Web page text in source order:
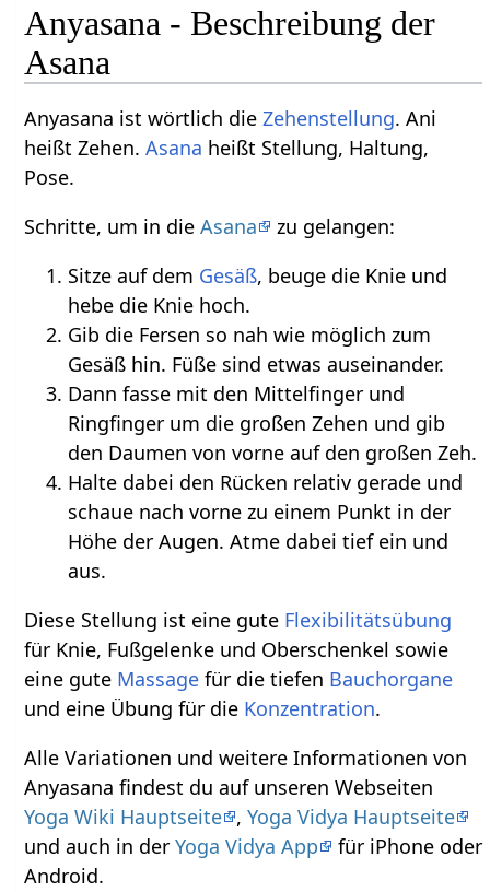
Anyasana - Beschreibung der
Asana
Anyasana ist wörtlich dieZehenstellung. Ani
heißt Zehen.Asana heißt Stellung, Haltung,
Pose.
Schritte, um in dieAsana
zu gelangen:
Sitze auf dem Gesäß, beuge die Knie und
hebe die Knie hoch.
Gib die Fersen so nah wie möglich zum
Gesäß hin. Füße sind etwas auseinander.
Dann fasse mit den Mittelfinger und
Ringfinger um die großen Zehen und gib
den Daumen von vorne auf den großen Zeh.
Halte dabei den Rücken relativ gerade und
schaue nach vorne zu einem Punkt in der
Höhe der Augen. Atme dabei tief ein und
aus.
Diese Stellung ist eine gute Flexibilitätsübung
für Knie, Fußgelenke und Oberschenkel sowie
eine gute Massage für die tiefen Bauchorgane
und eine Übung für die Konzentration.
Alle Variationen und weitere Informationen von
Anyasana findest du auf unseren Webseiten
Yoga Wiki Hauptseite ,Yoga Vidya Hauptseite
und auch in derYoga Vidya App
für iPhone oder
Android.